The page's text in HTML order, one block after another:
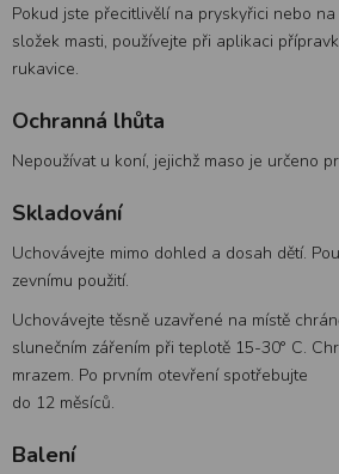
Pokud jste přecitlivělí na pryskyřici nebo
složek masti, používejte při aplikaci
rukavice.
Ochranná lhůta
Nepoužívat u koní, jejichž maso je určeno
Skladování
Uchovávejte mimo dohled a dosah dětí.
zevnímu použití.
Uchovávejte těsně uzavřené na místě
slunečním zářením při teplotě 15-30° C.
mrazem. Po prvním otevření spotřebujte
do 12 měsíců.
Balení